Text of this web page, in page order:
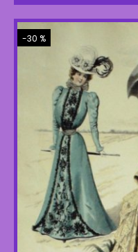
-30 %